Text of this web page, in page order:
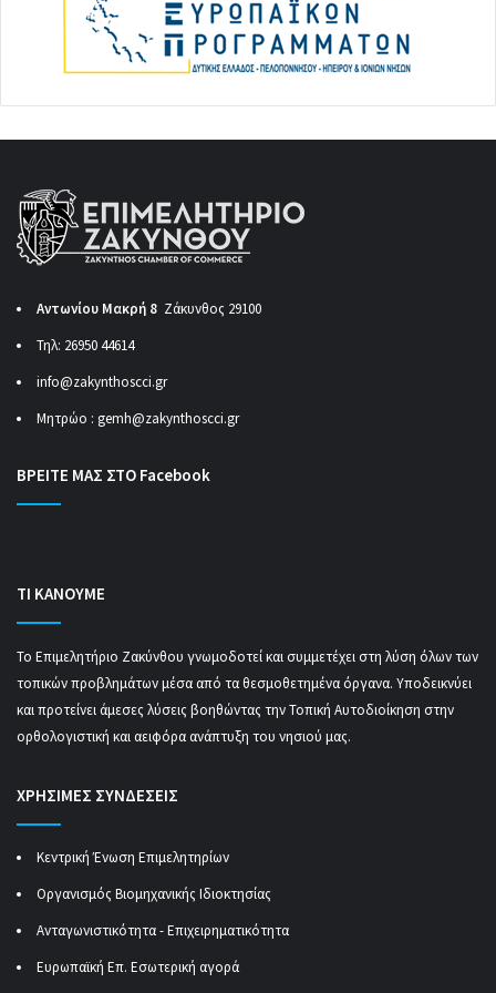
Αντωνίου Μακρή 8 Ζάκυνθος 29100
Τηλ: 26950 44614
info@zakynthoscci.gr
Μητρώο : gemh@zakynthoscci.gr
ΒΡΕΙΤΕ ΜΑΣ ΣΤΟ Facebook
ΤΙ ΚΑΝΟΥΜΕ
Το Επιμελητήριο Ζακύνθου γνωμοδοτεί και συμμετέχει στη λύση όλων των
τοπικών προβλημάτων μέσα από τα θεσμοθετημένα όργανα. Υποδεικνύει
και προτείνει άμεσες λύσεις βοηθώντας την Τοπική Αυτοδιοίκηση στην
ορθολογιστική και αειφόρα ανάπτυξη του νησιού μας.
ΧΡΗΣΙΜΕΣ ΣΥΝΔΕΣΕΙΣ
Κεντρική Ένωση Επιμελητηρίων
Οργανισμός Βιομηχανικής Ιδιοκτησίας
Ανταγωνιστικότητα - Επιχειρηματικότητα
Ευρωπαϊκή Επ. Εσωτερική αγορά